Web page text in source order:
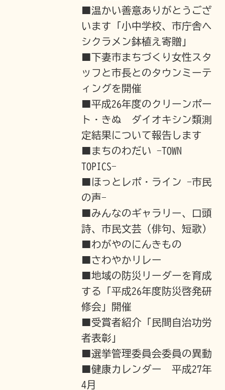
■温かい善意ありがとうござ
います「小中学校、市庁舎へ
シクラメン鉢植え寄贈」
■下妻市まちづくり女性スタ
ッフと市長とのタウンミーテ
ィングを開催
■平成26年度のクリーンポー
ト・きぬ ダイオキシン類測
定結果について報告します
■まちのわだい -TOWN
TOPICS-
■ほっとレポ・ライン -市民
の声-
■みんなのギャラリー、口頭
詩、市民文芸（俳句、短歌）
■わがやのにんきもの
■さわやかリレー
■地域の防災リーダーを育成
する「平成26年度防災啓発研
修会」開催
■受賞者紹介「民間自治功労
者表彰」
■選挙管理委員会委員の異動
■健康カレンダー 平成27年
4月